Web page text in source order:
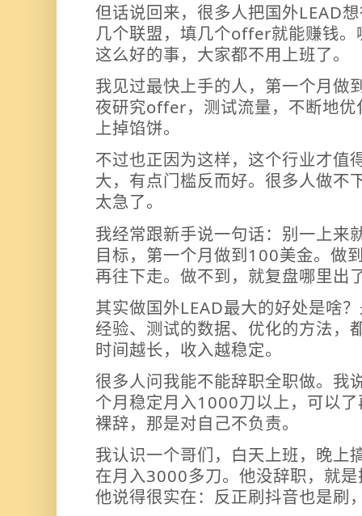
但话说回来，很多人把国外LEAD
几个联盟，填几个offer就能赚钱
这么好的事，大家都不用上班了。
我见过最快上手的人，第一个月做
夜研究offer，测试流量，不断地
上掉馅饼。
不过也正因为这样，这个行业才值
大，有点门槛反而好。很多人做不
太急了。
我经常跟新手说一句话：别一上来
目标，第一个月做到100美金。做
再往下走。做不到，就复盘哪里出
其实做国外LEAD最大的好处是啥
经验、测试的数据、优化的方法，
时间越长，收入越稳定。
很多人问我能不能辞职全职做。我
个月稳定月入1000刀以上，可以
裸辞，那是对自己不负责。
我认识一个哥们，白天上班，晚
在月入3000多刀。他没辞职，就
他说得很实在：反正刷抖音也是刷